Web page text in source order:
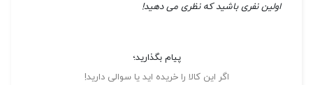
اولین نفری باشید که نظری می دهید!
پیام بگذارید؛
اگر این کالا را خریده اید یا سوالی دارید!